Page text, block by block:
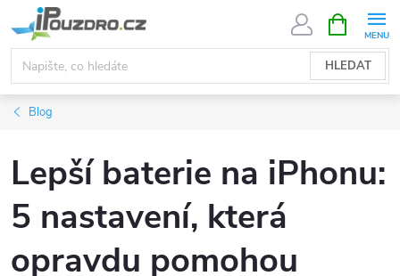
na
obsah
HLEDAT
NÁKUPNÍ
KOŠÍK
Blog
Lepší baterie na iPhonu:
5 nastavení, která
opravdu pomohou